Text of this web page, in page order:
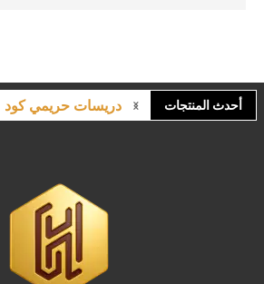
أحدث المنتجات
دريسات حريمي كود 6011
لانجري مشجر كود 9643